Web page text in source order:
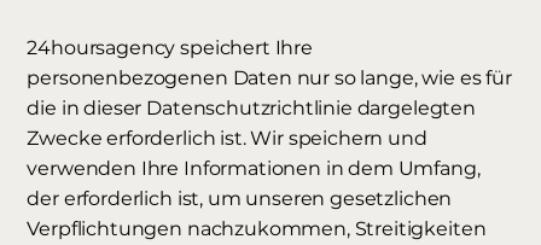
24hoursagency speichert Ihre
personenbezogenen Daten nur so lange, wie es für
die in dieser Datenschutzrichtlinie dargelegten
Zwecke erforderlich ist. Wir speichern und
verwenden Ihre Informationen in dem Umfang,
der erforderlich ist, um unseren gesetzlichen
Verpflichtungen nachzukommen, Streitigkeiten